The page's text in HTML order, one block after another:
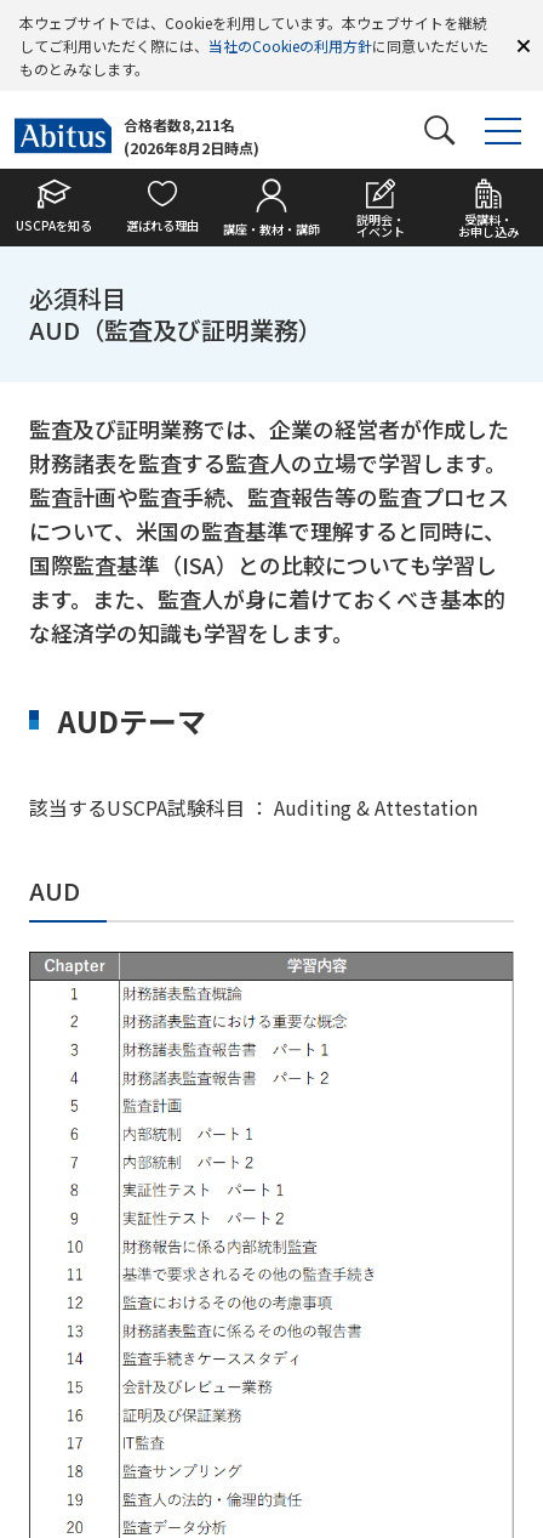
本ウェブサイトでは、Cookieを利用しています。本ウェブサイトを継続
してご利用いただく際には、 当社のCookieの利用方針に同意いただいた
ものとみなします。
合格者数8,211名
(2026年8月2日時点)
USCPAを知る 選ばれる理由 講座・教材・講師
説明会・
イベント
受講料・
お申し込み
必須科目
AUD（監査及び証明業務）
監査及び証明業務では、企業の経営者が作成した
財務諸表を監査する監査人の立場で学習します。
監査計画や監査手続、監査報告等の監査プロセス
について、米国の監査基準で理解すると同時に、
国際監査基準（ISA）との比較についても学習し
ます。また、監査人が身に着けておくべき基本的
な経済学の知識も学習をします。
AUDテーマ
該当するUSCPA試験科目 ： Auditing & Attestation
AUD